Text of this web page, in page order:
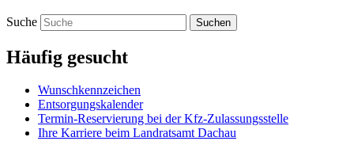
Suche Suchen
Häufig gesucht
Wunschkennzeichen
Entsorgungskalender
Termin-Reservierung bei der Kfz-Zulassungsstelle
Ihre Karriere beim Landratsamt Dachau